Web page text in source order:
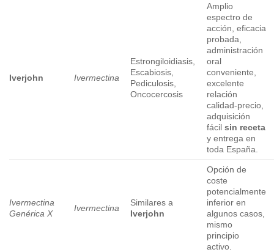
Iverjohn Ivermectina
Estrongiloidiasis,
Escabiosis,
Pediculosis,
Oncocercosis
Amplio
espectro de
acción, eficacia
probada,
administración
oral
conveniente,
excelente
relación
calidad-precio,
adquisición
fácilsin receta
y entrega en
toda España.
Ivermectina
Genérica X
Ivermectina
Similares a
Iverjohn
Opción de
coste
potencialmente
inferior en
algunos casos,
mismo
principio
activo.